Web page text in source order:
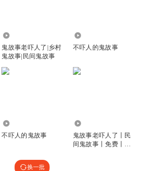
鬼故事老吓人了|乡村
鬼故事|民间鬼故事
不吓人的鬼故事
不吓人的鬼故事
鬼故事老吓人了丨民
间鬼故事丨免费丨悬
换一批